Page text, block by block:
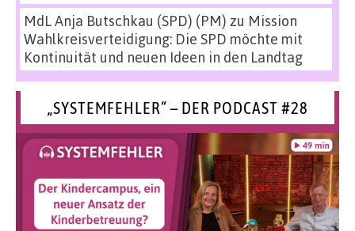
MdL Anja Butschkau (SPD) (PM) zu Mission
Wahlkreisverteidigung: Die SPD möchte mit
Kontinuität und neuen Ideen in den Landtag
„SYSTEMFEHLER“ – DER PODCAST #28